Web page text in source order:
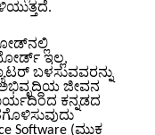
ಇಲ್ಲ,
ಬಳಸುವವರನ್ನು
ಜೀವನ
ಕನ್ನಡದ
Software (ಮುಕ್ತ